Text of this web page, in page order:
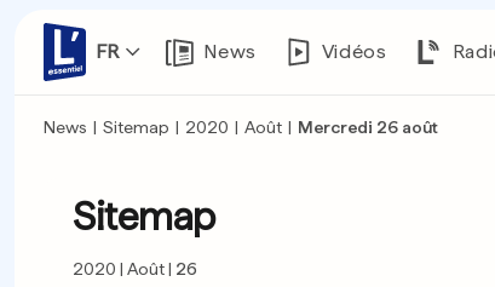
FR News Vidéos
News | Sitemap | 2020 | Août | Mercredi 26 août
Sitemap
2020 Août 26